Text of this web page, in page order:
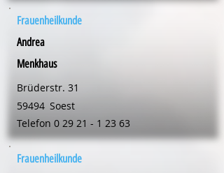
Frauenheilkunde
Andrea
Menkhaus
Brüderstr. 31
59494 Soest
Telefon 0 29 21 - 1 23 63
Frauenheilkunde